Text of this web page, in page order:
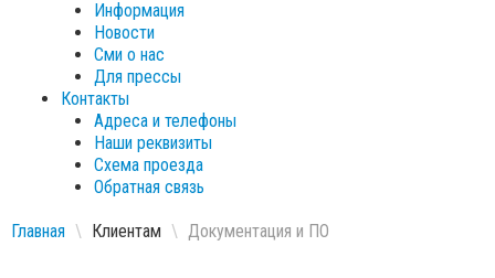
Информация
Новости
Сми о нас
Для прессы
Контакты
Адреса и телефоны
Наши реквизиты
Схема проезда
Обратная связь
Главная \ Клиентам \ Документация и ПО